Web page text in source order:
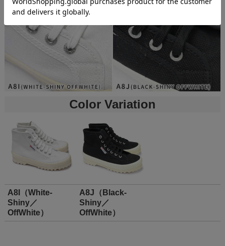
Color Variation
A8I（White-
Shiny／
OffWhite）
A8J（Black-
Shiny／
OffWhite）